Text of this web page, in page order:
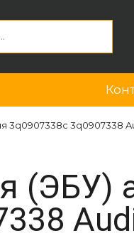
3q0907338
(ЭБУ)